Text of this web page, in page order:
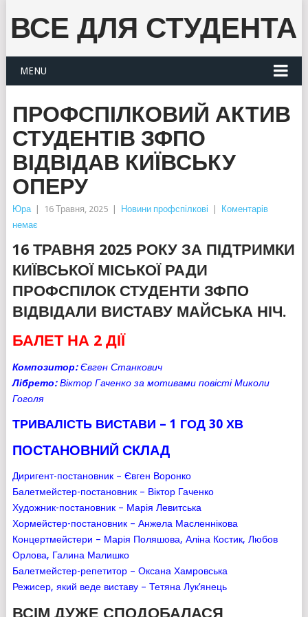
ВСЕ ДЛЯ СТУДЕНТА
MENU
ПРОФСПІЛКОВИЙ АКТИВ
СТУДЕНТІВ ЗФПО
ВІДВІДАВ КИЇВСЬКУ
ОПЕРУ
Юра 16 Травня, 2025 Новини профспілкові
Коментарів
немає
16 ТРАВНЯ 2025 РОКУ ЗА ПІДТРИМКИ
КИЇВСЬКОЇ МІСЬКОЇ РАДИ
ПРОФСПІЛОК СТУДЕНТИ ЗФПО
ВІДВІДАЛИ ВИСТАВУ МАЙСЬКА НІЧ.
БАЛЕТ НА 2 ДІЇ
Композитор:Євген Станкович
Лібрето:Віктор Гаченко за мотивами повісті Миколи
Гоголя
ТРИВАЛІСТЬ ВИСТАВИ – 1 ГОД 30 ХВ
ПОСТАНОВНИЙ СКЛАД
Диригент-постановник – Євген Воронко
Балетмейстер-постановник – Віктор Гаченко
Художник-постановник – Марія Левитська
Хормейстер-постановник – Анжела Масленнікова
Концертмейстери – Марія Поляшова, Аліна Костик, Любов
Орлова, Галина Малишко
Балетмейстер-репетитор – Оксана Хамровська
Режисер, який веде виставу – Тетяна Лук’янець
ВСІМ ДУЖЕ СПОДОБАЛАСЯ